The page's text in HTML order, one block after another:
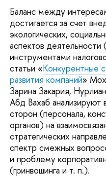
Баланс между
достигается за счет
экологических,
аспектов деятельности
инструментами
статьи «Конкурентные
развития компаний»
Зарина Закария,
Абд Вахаб анализируют
сторон (персонала,
органов) на
стратегических
спектр смежных
и проблему
(гринвошинга и т. п.).